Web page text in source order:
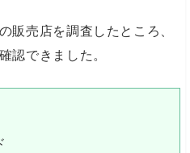
販売店を調査したところ、
認できました。